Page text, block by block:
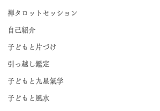
禅タロットセッション
自己紹介
子どもと片づけ
引っ越し鑑定
子どもと九星氣学
子どもと風水